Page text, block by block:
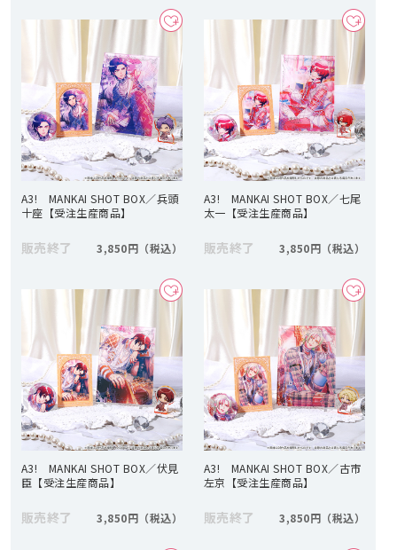
A3! MANKAI SHOT BOX／兵頭
十座【受注生産商品】
販売終了 3,850円
A3! MANKAI SHOT BOX／七尾
太一【受注生産商品】
販売終了 3,850円
A3! MANKAI SHOT BOX／伏見
臣【受注生産商品】
販売終了 3,850円
A3! MANKAI SHOT BOX／古市
左京【受注生産商品】
販売終了 3,850円